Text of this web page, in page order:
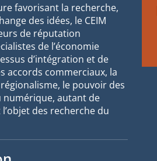
favorisant la recherche,
des idées, le CEIM
de réputation
de l’économie
d’intégration et de
accords commerciaux, la
le pouvoir des
numérique, autant de
des recherche du